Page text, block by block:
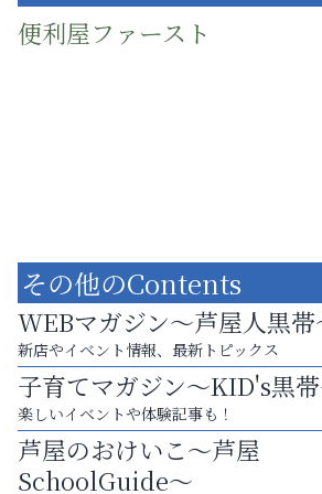
便利屋ファースト
庭のお手入れから遺品整理まで
ちょっとしたお困りごともOK!
いわみ眼科
その他のContents
WEBマガジン～芦屋人黒帯
新店やイベント情報、最新トピックス
子育てマガジン～KID's黒
楽しいイベントや体験記事も！
芦屋のおけいこ～芦屋
SchoolGuide～